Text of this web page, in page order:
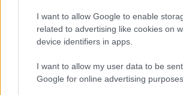
I want to allow Google to enable
related to advertising like cookies on
device identifiers in apps.
I want to allow my user data to be
Google for online advertising purposes.
Stavite krastavac na bolno mjesto
olakšanje na bolnom zubu.
Stavite toplu kesicu čaja na
smanjite otok i bol uz pomoć
Isjecite parče đumbira na sitne
i držite na bolnom zubu neko